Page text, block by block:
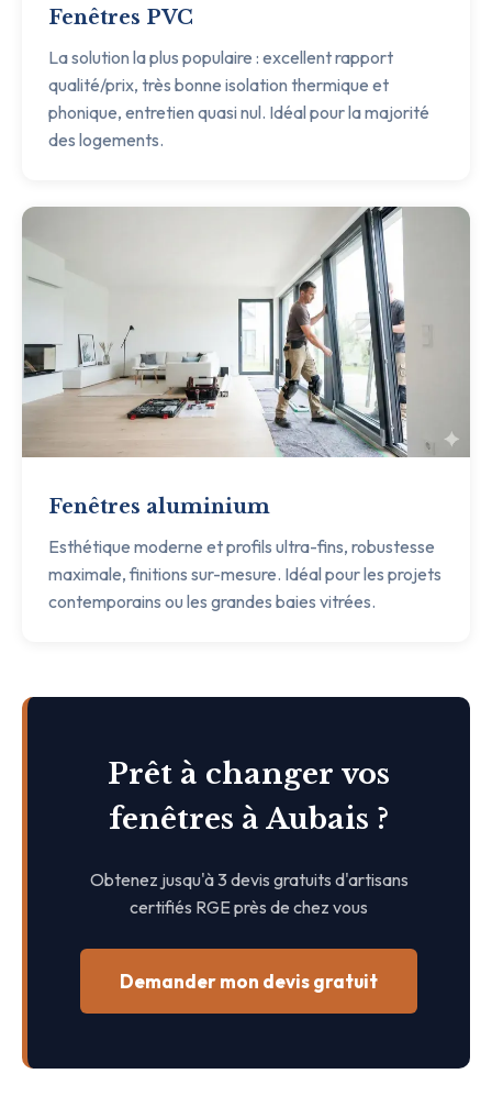
Fenêtres PVC
La solution la plus populaire : excellent rapport
qualité/prix, très bonne isolation thermique et
phonique, entretien quasi nul. Idéal pour la majorité
des logements.
Fenêtres aluminium
Esthétique moderne et profils ultra-fins, robustesse
maximale, finitions sur-mesure. Idéal pour les projets
contemporains ou les grandes baies vitrées.
Prêt à changer vos
fenêtres à Aubais ?
Obtenez jusqu'à 3 devis gratuits d'artisans
certifiés RGE près de chez vous
Demander mon devis gratuit